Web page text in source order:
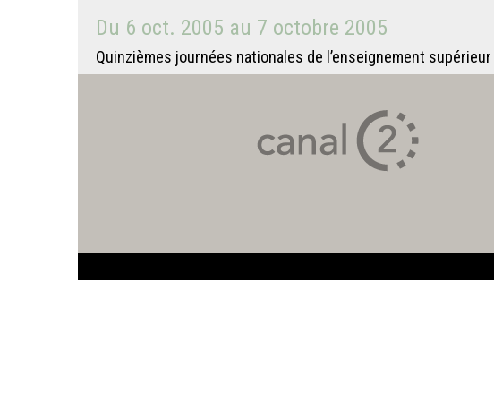
Du 6 oct. 2005 au 7 octobre 2005
Quinzièmes journées nationales de l’enseignement